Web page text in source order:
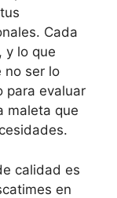
Cada
y lo que
no ser lo
para evaluar
maleta que
calidad es
en